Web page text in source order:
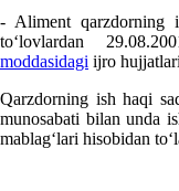
- Aliment qarzdorning
toʻlovlardan
moddasidagi ijro
Qarzdorning ish haqi
munosabati bilan unda
mablagʻlari hisobidan